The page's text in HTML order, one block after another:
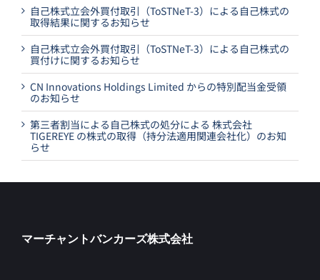
自己株式立会外買付取引（ToSTNeT-3）による自己株式の
取得結果に関するお知らせ
自己株式立会外買付取引（ToSTNeT-3）による自己株式の
買付けに関するお知らせ
CN Innovations Holdings Limited からの特別配当金受領
のお知らせ
第三者割当による自己株式の処分による 株式会社
TIGEREYE の株式の取得（持分法適用関連会社化）のお知
らせ
マーチャントバンカーズ株式会社